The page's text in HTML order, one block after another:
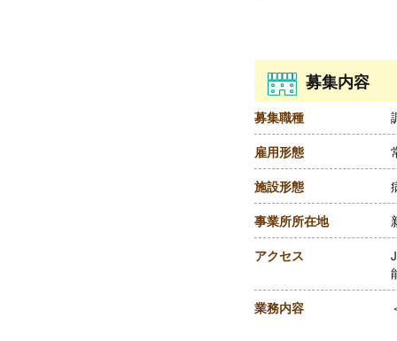
募集内容
募集職種
雇用形態
施設形態
事業所所在地
アクセス
業務内容